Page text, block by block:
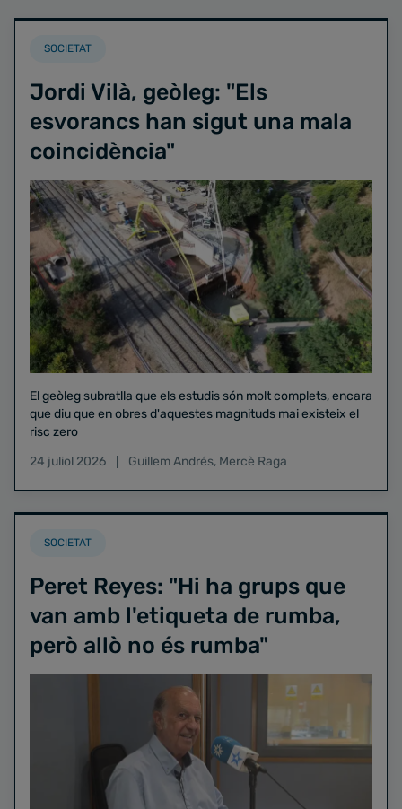
SOCIETAT
Jordi Vilà, geòleg: "Els
esvorancs han sigut una mala
coincidència"
El geòleg subratlla que els estudis són molt complets, encara
que diu que en obres d'aquestes magnituds mai existeix el
risc zero
24 juliol 2026
Guillem Andrés, Mercè Raga
SOCIETAT
Peret Reyes: "Hi ha grups que
van amb l'etiqueta de rumba,
però allò no és rumba"